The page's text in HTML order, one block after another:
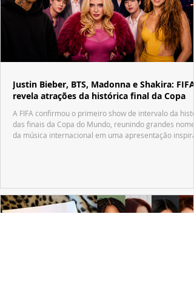
Justin Bieber, BTS, Madonna e Shakira: FIFA
revela atrações da histórica final da Copa
A FIFA confirmou o primeiro show de intervalo da
das finais da Copa do Mundo, reunindo grandes nomes
da música internacional em uma apresentação